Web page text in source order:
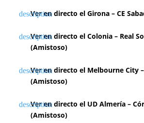
Ver en directo el Girona – CE
Ver en directo el Colonia – Real
(Amistoso)
Ver en directo el Melbourne City
(Amistoso)
Ver en directo el UD Almería –
(Amistoso)